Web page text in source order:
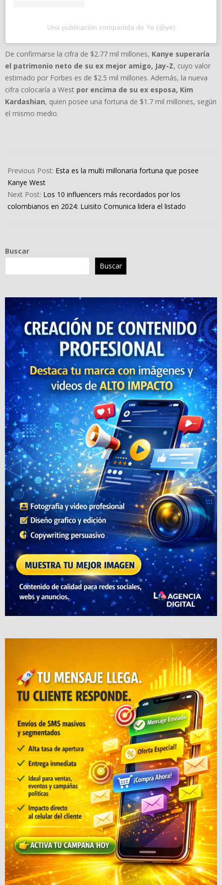
Una publicación compartida de Ye (@ye)
De confirmarse la cifra de $2.77 mil millones, Kanye superaría
el patrimonio neto de su ex mejor amigo, Jay-Z, cuyo valor
estimado por Forbes es de $2.5 mil millones. Además, la nueva
cifra colocaría a West por encima de su ex esposa, Kim
Kardashian, quien posee una fortuna de $1.7 mil millones, según
el mismo medio.
01-
24
Previous Post: Esta es la multi millonaria fortuna que posee
Kanye West
Next Post: Los 10 influencers más recordados por los
colombianos en 2024: Luisito Comunica lidera el listado
Buscar
Buscar